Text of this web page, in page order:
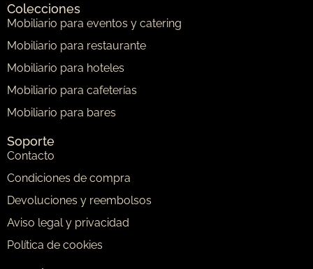
Colecciones
Mobiliario para eventos y catering
Mobiliario para restaurante
Mobiliario para hoteles
Mobiliario para cafeterías
Mobiliario para bares
Soporte
Contacto
Condiciones de compra
Devoluciones y reembolsos
Aviso legal y privacidad
Política de cookies